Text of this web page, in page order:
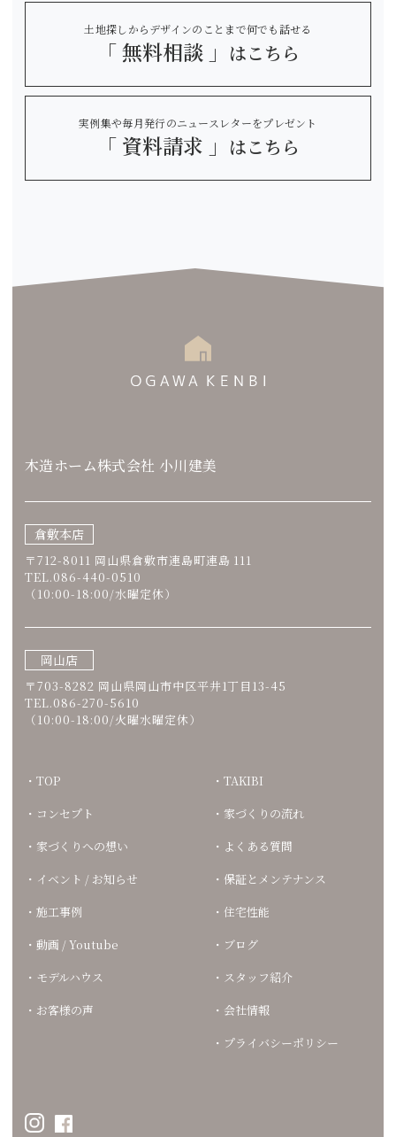
土地探しからデザインのことまで何でも話せる
「 無料相談 」 はこちら
実例集や毎月発行のニュースレターをプレゼント
「 資料請求 」 はこちら
木造ホーム株式会社 小川建美
倉敷本店
〒712-8011 岡山県倉敷市連島町連島 111
TEL.086-440-0510
（10:00-18:00/水曜定休）
岡山店
〒703-8282 岡山県岡山市中区平井1丁目13-45
TEL.086-270-5610
（10:00-18:00/火曜水曜定休）
TOP
コンセプト
家づくりへの想い
イベント / お知らせ
施工事例
動画 / Youtube
モデルハウス
お客様の声
TAKIBI
家づくりの流れ
よくある質問
保証とメンテナンス
住宅性能
ブログ
スタッフ紹介
会社情報
プライバシーポリシー